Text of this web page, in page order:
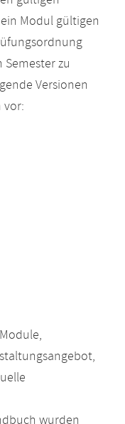
Modul gültigen
zu
Versionen
vor:
wurden